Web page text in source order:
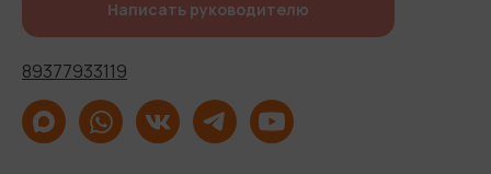
Написать руководителю
89377933119